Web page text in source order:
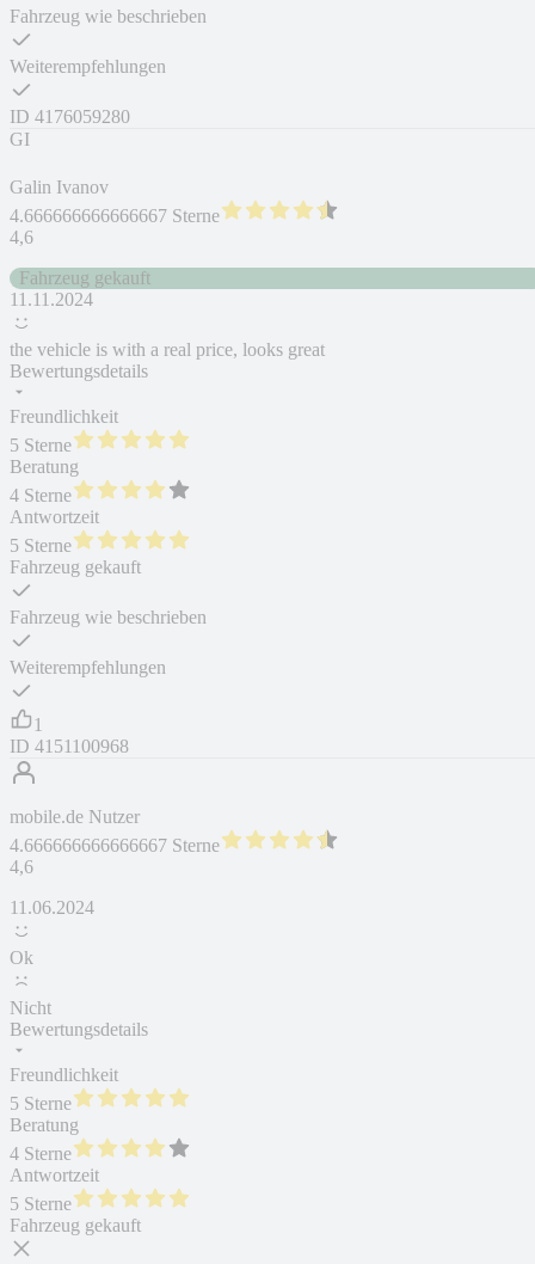
Fahrzeug wie beschrieben
Weiterempfehlungen
ID 4176059280
GI
Galin Ivanov
4.666666666666667 Sterne
4,6
Fahrzeug gekauft
11.11.2024
the vehicle is with a real price, looks great
Bewertungsdetails
Freundlichkeit
5 Sterne
Beratung
4 Sterne
Antwortzeit
5 Sterne
Fahrzeug gekauft
Fahrzeug wie beschrieben
Weiterempfehlungen
1
ID 4151100968
mobile.de Nutzer
4.666666666666667 Sterne
4,6
11.06.2024
Ok
Nicht
Bewertungsdetails
Freundlichkeit
5 Sterne
Beratung
4 Sterne
Antwortzeit
5 Sterne
Fahrzeug gekauft